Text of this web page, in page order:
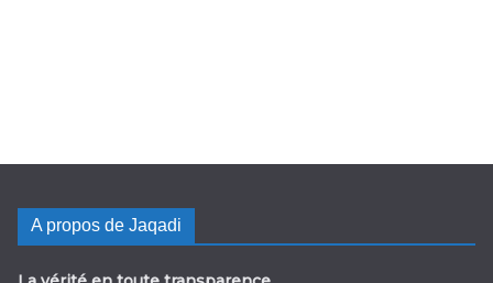
A propos de Jaqadi